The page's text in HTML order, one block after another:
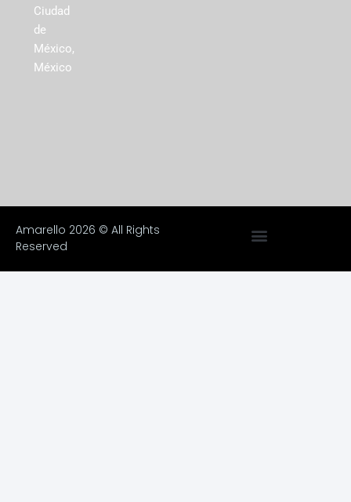
Ciudad
de
México,
México
Amarello 2026 © All Rights
Reserved